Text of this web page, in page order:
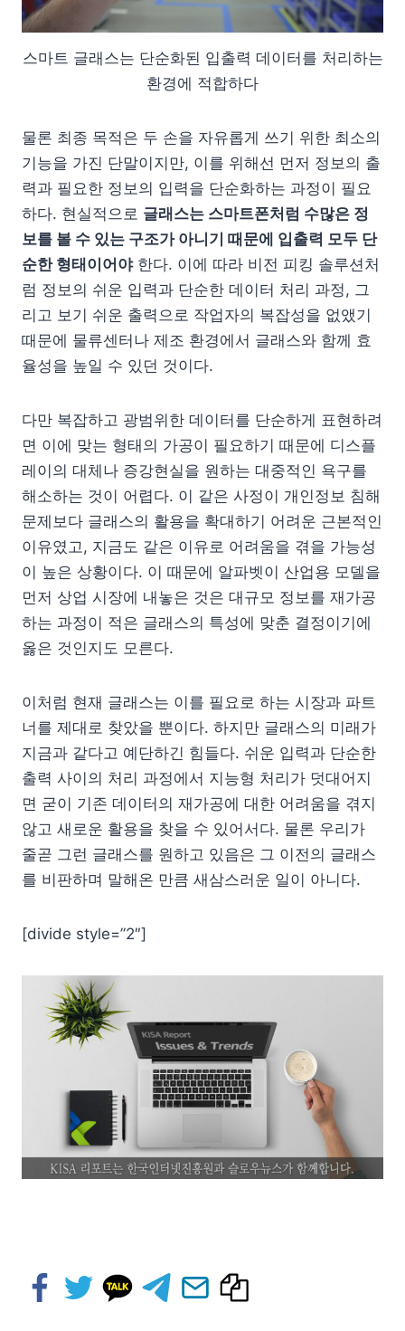
스마트 글래스는 단순화된 입출력 데이터를 처리하는
환경에 적합하다
물론 최종 목적은 두 손을 자유롭게 쓰기 위한 최소의
기능을 가진 단말이지만, 이를 위해선 먼저 정보의 출
력과 필요한 정보의 입력을 단순화하는 과정이 필요
하다. 현실적으로 글래스는 스마트폰처럼 수많은 정
보를 볼 수 있는 구조가 아니기 때문에 입출력 모두 단
순한 형태이어야한다. 이에 따라 비전 피킹 솔루션처
럼 정보의 쉬운 입력과 단순한 데이터 처리 과정, 그
리고 보기 쉬운 출력으로 작업자의 복잡성을 없앴기
때문에 물류센터나 제조 환경에서 글래스와 함께 효
율성을 높일 수 있던 것이다.
다만 복잡하고 광범위한 데이터를 단순하게 표현하려
면 이에 맞는 형태의 가공이 필요하기 때문에 디스플
레이의 대체나 증강현실을 원하는 대중적인 욕구를
해소하는 것이 어렵다. 이 같은 사정이 개인정보 침해
문제보다 글래스의 활용을 확대하기 어려운 근본적인
이유였고, 지금도 같은 이유로 어려움을 겪을 가능성
이 높은 상황이다. 이 때문에 알파벳이 산업용 모델을
먼저 상업 시장에 내놓은 것은 대규모 정보를 재가공
하는 과정이 적은 글래스의 특성에 맞춘 결정이기에
옳은 것인지도 모른다.
이처럼 현재 글래스는 이를 필요로 하는 시장과 파트
너를 제대로 찾았을 뿐이다. 하지만 글래스의 미래가
지금과 같다고 예단하긴 힘들다. 쉬운 입력과 단순한
출력 사이의 처리 과정에서 지능형 처리가 덧대어지
면 굳이 기존 데이터의 재가공에 대한 어려움을 겪지
않고 새로운 활용을 찾을 수 있어서다. 물론 우리가
줄곧 그런 글래스를 원하고 있음은 그 이전의 글래스
를 비판하며 말해온 만큼 새삼스러운 일이 아니다.
[divide style=”2″]